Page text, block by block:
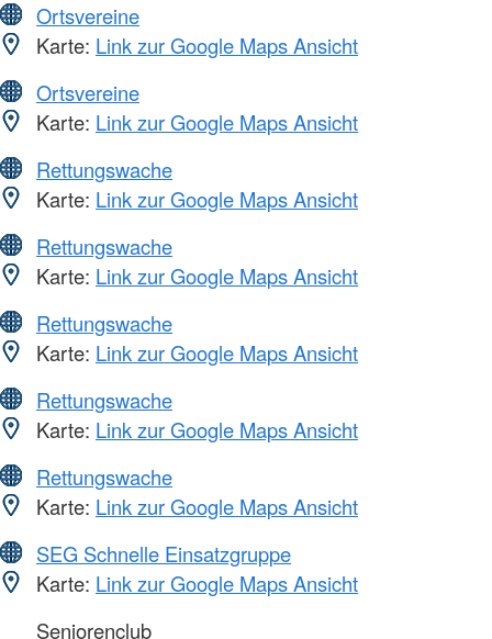
Ortsvereine
Karte: Link zur Google Maps Ansicht
Ortsvereine
Karte: Link zur Google Maps Ansicht
Rettungswache
Karte: Link zur Google Maps Ansicht
Rettungswache
Karte: Link zur Google Maps Ansicht
Rettungswache
Karte: Link zur Google Maps Ansicht
Rettungswache
Karte: Link zur Google Maps Ansicht
Rettungswache
Karte: Link zur Google Maps Ansicht
SEG Schnelle Einsatzgruppe
Karte: Link zur Google Maps Ansicht
Seniorenclub